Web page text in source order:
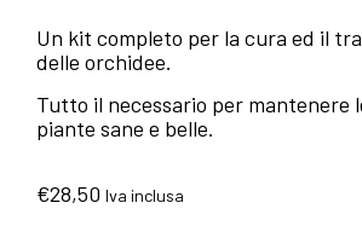
Un kit completo per la cura ed il
delle orchidee.
Tutto il necessario per mantenere
piante sane e belle.
€28,50 Iva inclusa